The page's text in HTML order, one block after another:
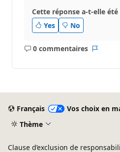
Cette réponse a-t-elle
Yes
No
0 commentaires
Aucun
Français
Vos choix en
Thème
Clause d’exclusion de